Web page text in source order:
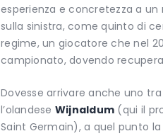
esperienza e concretezza a
sulla sinistra, come quinto di
regime, un giocatore che nel
campionato, dovendo
Dovesse arrivare anche uno tra
l’olandese Wijnaldum (qui il
Saint Germain), a quel punto